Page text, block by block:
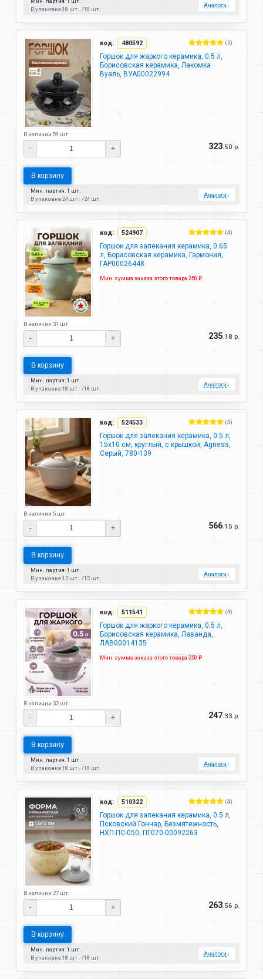
В упаковке:18 шт. 18 шт.
Аналоги↓
код: 480592 (5)
Горшок для жаркого керамика, 0.5 л,
Борисовская керамика, Лакомка
Вуаль, ВУА00022994
В наличии 59 шт.
- + 323 .50 р.
В корзину
Мин. партия: 1 шт.
В упаковке:24 шт. 24 шт.
Аналоги↓
код: 524907 (4)
Горшок для запекания керамика, 0.65
л, Борисовская керамика, Гармония,
ГАР00026448
Мин. сумма заказа этого товара 250 ₽.
В наличии 31 шт.
- + 235 .18 р.
В корзину
Мин. партия: 1 шт.
В упаковке:18 шт. 18 шт.
Аналоги↓
код: 524533 (4)
Горшок для запекания керамика, 0.5 л,
15х10 см, круглый, с крышкой, Agness,
Серый, 780-139
В наличии 5 шт.
- + 566 .15 р.
В корзину
Мин. партия: 1 шт.
В упаковке:12 шт. 12 шт.
Аналоги↓
код: 511541 (4)
Горшок для жаркого керамика, 0.5 л,
Борисовская керамика, Лаванда,
ЛАВ00014135
Мин. сумма заказа этого товара 250 ₽.
В наличии 32 шт.
- + 247 .33 р.
В корзину
Мин. партия: 1 шт.
В упаковке:18 шт. 18 шт.
Аналоги↓
код: 510322 (4)
Горшок для запекания керамика, 0.5 л,
Псковский Гончар, Безмятежность,
НХП-ПС-050, ПГ070-00092263
В наличии 27 шт.
- + 263 .56 р.
В корзину
Мин. партия: 1 шт.
В упаковке:18 шт. 18 шт.
Аналоги↓